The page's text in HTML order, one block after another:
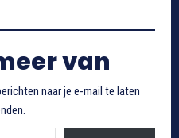
van
naar je e-mail te laten